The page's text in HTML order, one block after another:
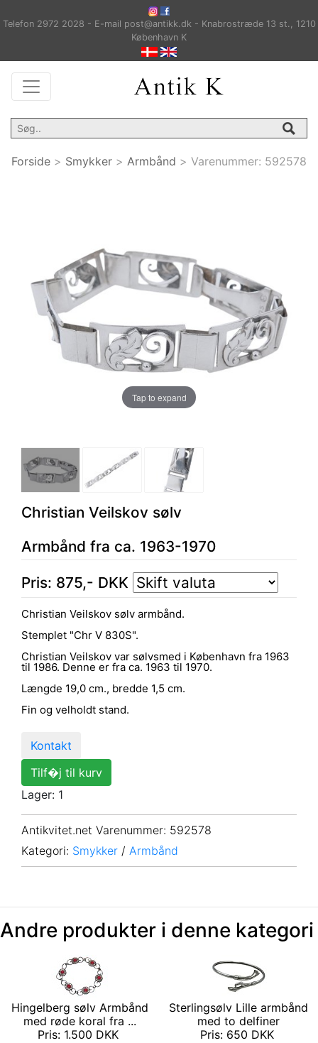
Telefon 2972 2028 - E-mail post@antikk.dk - Knabrostræde 13 st., 1210
København K
Forside > Smykker > Armbånd > Varenummer: 592578
Tap to expand
Christian Veilskov sølv
Armbånd fra ca. 1963-1970
Pris: 875,- DKK
Christian Veilskov sølv armbånd.
Stemplet "Chr V 830S".
Christian Veilskov var sølvsmed i København fra 1963
til 1986. Denne er fra ca. 1963 til 1970.
Længde 19,0 cm., bredde 1,5 cm.
Fin og velholdt stand.
Kontakt
Tilf�j til kurv
Lager: 1
Antikvitet.net Varenummer: 592578
Kategori: Smykker / Armbånd
Andre produkter i denne kategori
Hingelberg sølv Armbånd
med røde koral fra ...
Pris: 1.500 DKK
Sterlingsølv Lille armbånd
med to delfiner
Pris: 650 DKK